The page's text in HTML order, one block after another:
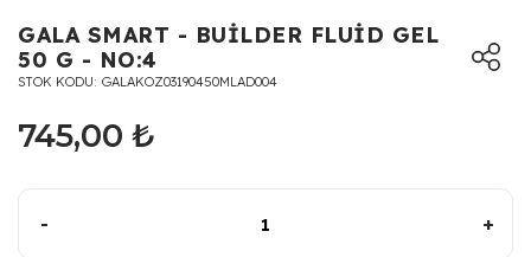
GALA SMART - BUİLDER FLUİD GEL
50 G - NO:4
STOK KODU GALAKOZ03190450MLAD004
745,00 ₺
- +